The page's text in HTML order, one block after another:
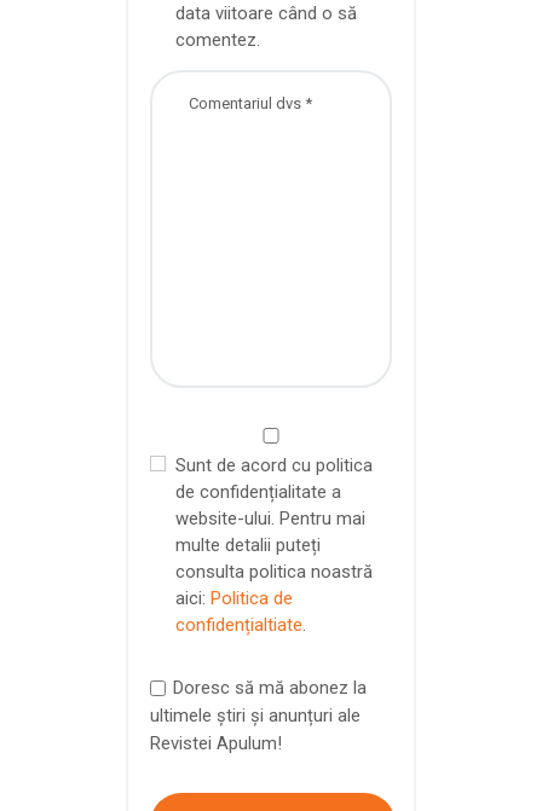
data viitoare când o să
comentez.
Sunt de acord cu politica
de confidențialitate a
website-ului. Pentru mai
multe detalii puteți
consulta politica noastră
aici: Politica de
confidențialtiate.
Doresc să mă abonez la
ultimele știri și anunțuri ale
Revistei Apulum!